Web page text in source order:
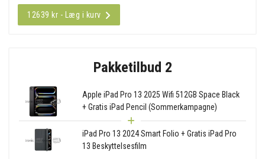
12639 kr - Læg i kurv
Pakketilbud 2
Apple iPad Pro 13 2025 Wifi 512GB Space Black
+ Gratis iPad Pencil (Sommerkampagne)
iPad Pro 13 2024 Smart Folio + Gratis iPad Pro
13 Beskyttelsesfilm